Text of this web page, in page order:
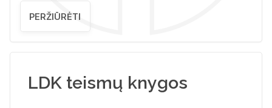
PERŽIŪRĖTI
LDK teismų knygos